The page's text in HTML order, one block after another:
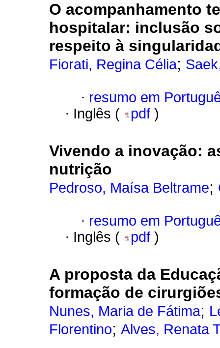
O acompanhamento
hospitalar: inclusão
respeito à
Fiorati, Regina Célia;
· resumo em
· Inglês ( pdf )
Vivendo a inovação:
nutrição
Pedroso, Maísa Beltrame;
· resumo em
· Inglês ( pdf )
A proposta da
formação de
Nunes, Maria de Fátima;
Florentino; Alves, Renata